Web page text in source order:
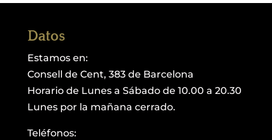
Datos
Estamos en:
Consell de Cent, 383 de Barcelona
Horario de Lunes a Sábado de 10.00 a 20.30
Lunes por la mañana cerrado.
Teléfonos: